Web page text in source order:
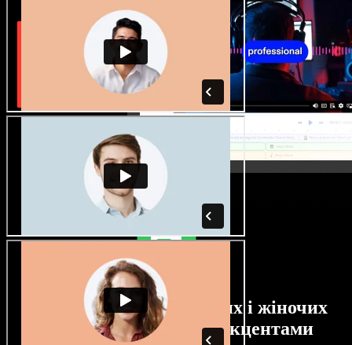
Великий вибір чоловічих і жіночих
голосів з будь-якими акцентами